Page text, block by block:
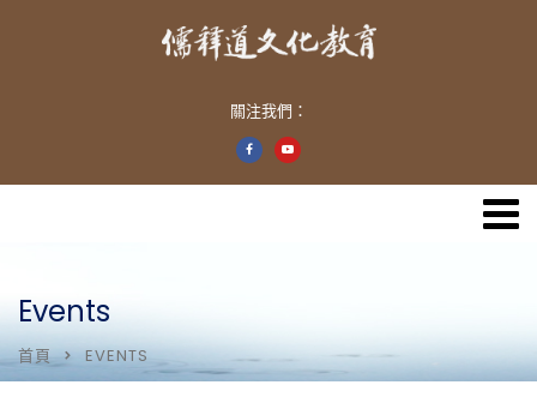
關注我們：
Events
首頁 EVENTS